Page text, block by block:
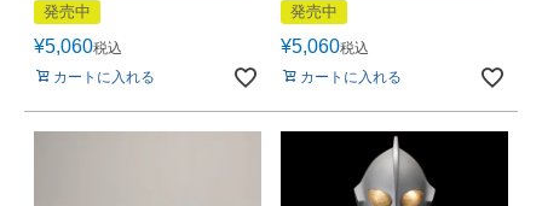
発売中
¥5,060税込
カートに入れる
発売中
¥5,060税込
カートに入れる